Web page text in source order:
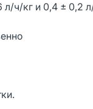
л/ч/кг и 0,4 ± 0,2